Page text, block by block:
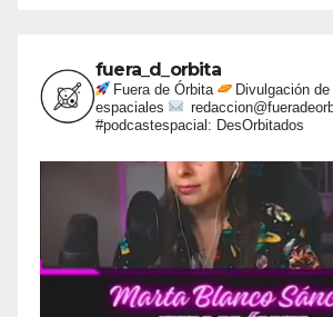
fuera_d_orbita
Fuera de Órbita
Divulgación
espaciales
#podcastespacial: DesOrbitados